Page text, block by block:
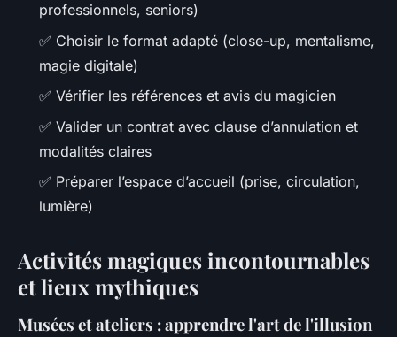
professionnels, seniors)
✅ Choisir le format adapté (close-up, mentalisme,
magie digitale)
✅ Vérifier les références et avis du magicien
✅ Valider un contrat avec clause d’annulation et
modalités claires
✅ Préparer l’espace d’accueil (prise, circulation,
lumière)
Activités magiques incontournables
et lieux mythiques
Musées et ateliers : apprendre l'art de l'illusion